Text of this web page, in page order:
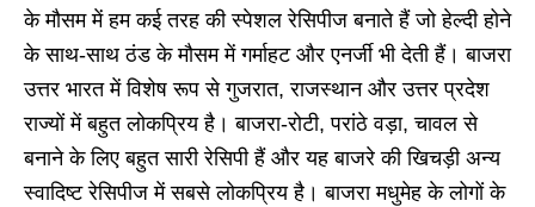
के मौसम में हम कई तरह की स्पेशल रेसिपीज बनाते हैं जो हेल्दी होने
के साथ-साथ ठंड के मौसम में गर्माहट और एनर्जी भी देती हैं। बाजरा
उत्तर भारत में विशेष रूप से गुजरात, राजस्थान और उत्तर प्रदेश
राज्यों में बहुत लोकप्रिय है। बाजरा-रोटी, परांठे वड़ा, चावल से
बनाने के लिए बहुत सारी रेसिपी हैं और यह बाजरे की खिचड़ी अन्य
स्वादिष्ट रेसिपीज में सबसे लोकप्रिय है। बाजरा मधुमेह के लोगों के